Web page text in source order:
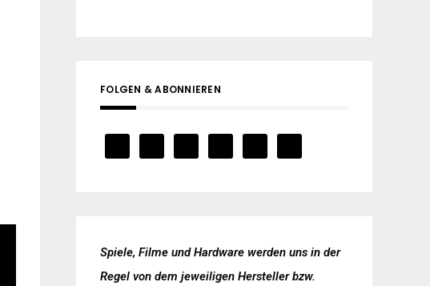
FOLGEN & ABONNIEREN
Spiele, Filme und Hardware werden uns in der
Regel von dem jeweiligen Hersteller bzw.